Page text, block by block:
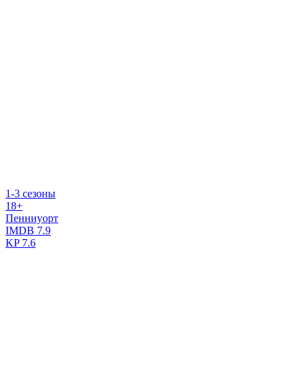
1-3 сезоны
18+
Пенниуорт
IMDB 7.9
KP7.6